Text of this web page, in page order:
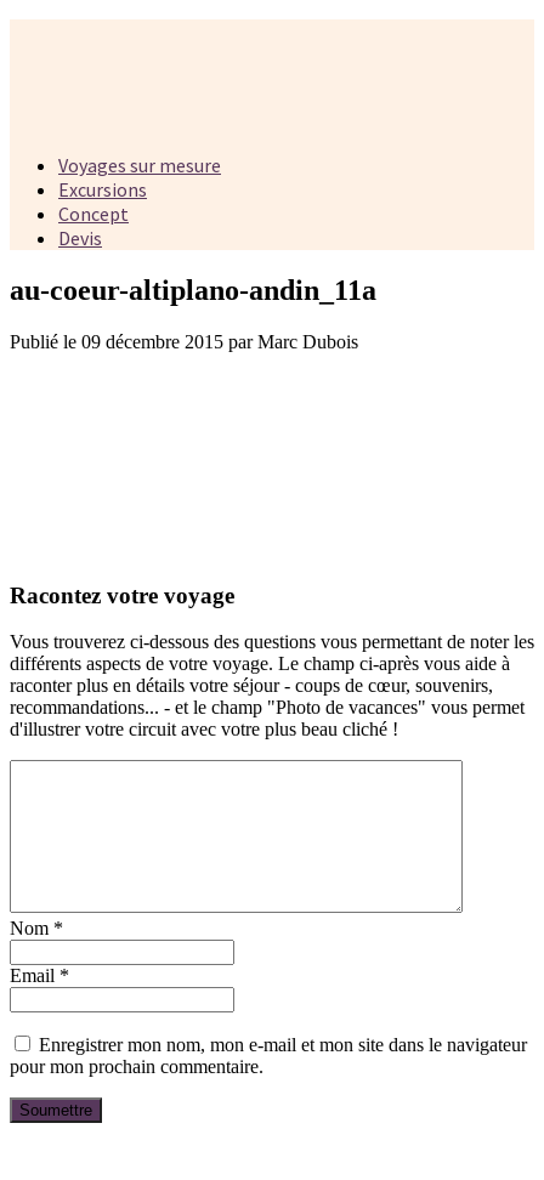
Voyages sur mesure
Excursions
Concept
Devis
au-coeur-altiplano-andin_11a
Publié le 09 décembre 2015 par Marc Dubois
Racontez votre voyage
Vous trouverez ci-dessous des questions vous permettant de noter les
différents aspects de votre voyage. Le champ ci-après vous aide à
raconter plus en détails votre séjour - coups de cœur, souvenirs,
recommandations... - et le champ "Photo de vacances" vous permet
d'illustrer votre circuit avec votre plus beau cliché !
Nom *
Email *
Enregistrer mon nom, mon e-mail et mon site dans le navigateur
pour mon prochain commentaire.